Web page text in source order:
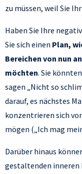
zu müssen, weil Sie
Haben Sie Ihre
Sie sich einen Plan,
Bereichen von nun
möchten. Sie
sagen „Nicht so
darauf, es nächstes
konzentrieren sich vor
mögen („Ich mag
Darüber hinaus
gestaltenden inneren